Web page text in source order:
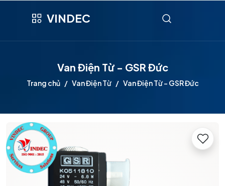
VINDEC
Van Điện Từ - GSR Đức
Trang chủ Van Điện Từ Van Điện Từ - GSR Đức